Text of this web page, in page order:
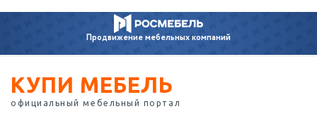
Продвижениемебельных компаний
КУПИ МЕБЕЛЬ
официальный мебельный портал